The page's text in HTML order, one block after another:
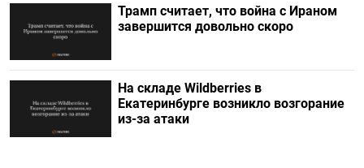
Трамп считает, что война с Ираном
завершится довольно скоро
На складе Wildberries в
Екатеринбурге возникло возгорание
из-за атаки